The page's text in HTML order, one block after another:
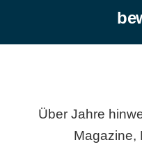
Über Jahre
Magazine,